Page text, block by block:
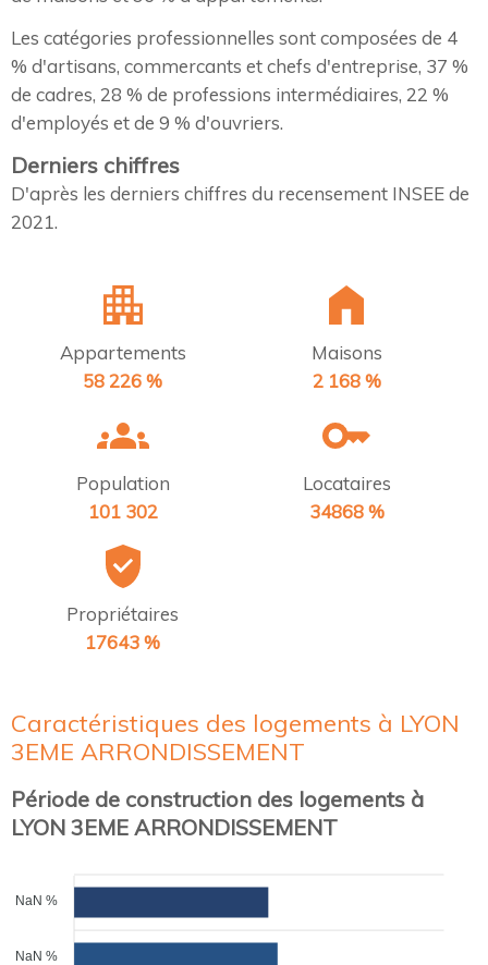
Les catégories professionnelles sont composées de 4
% d'artisans, commercants et chefs d'entreprise, 37 %
de cadres, 28 % de professions intermédiaires, 22 %
d'employés et de 9 % d'ouvriers.
Derniers chiffres
D'après les derniers chiffres du recensement INSEE de
2021.
Appartements
58 226 %
Maisons
2 168 %
Population
101 302
Locataires
34868 %
Propriétaires
17643 %
Caractéristiques des logements à LYON
3EME ARRONDISSEMENT
Période de construction des logements à
LYON 3EME ARRONDISSEMENT
NaN %
NaN %